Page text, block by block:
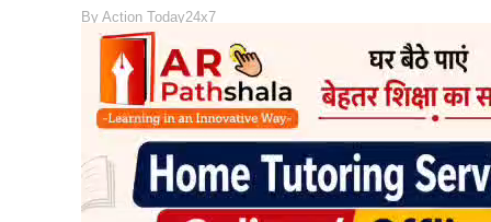
By Action Today24x7
READ MORE